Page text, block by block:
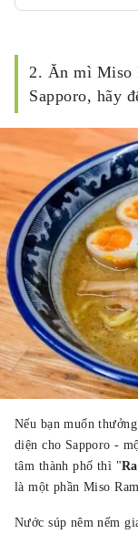
2. Ăn mì Miso
Sapporo, hãy
Nếu bạn muốn
diện cho Sapporo -
tâm thành phố thì "
là một phần Miso
Nước súp nêm nếm